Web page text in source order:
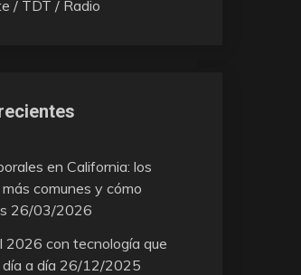
/ TDT / Radio
en California: los
comunes y cómo
26/03/2026
2026 con tecnología que
a día 26/12/2025